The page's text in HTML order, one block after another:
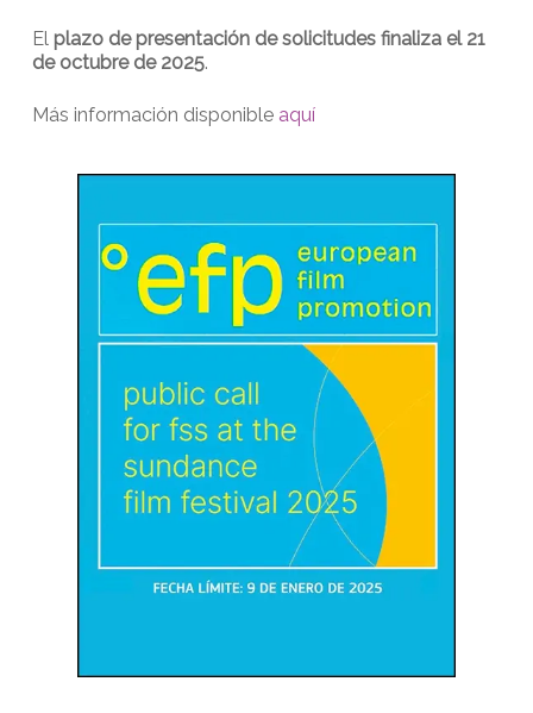
El plazo de presentación de solicitudes finaliza el 21
de octubre de 2025.
Más información disponible aquí